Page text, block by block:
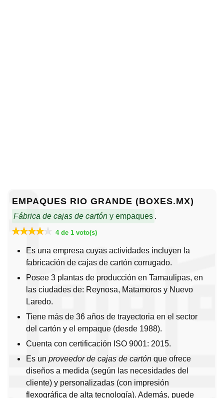
EMPAQUES RIO GRANDE (BOXES.MX)
Fábrica de cajas de cartón y empaques .
4 de 1 voto(s)
Es una empresa cuyas actividades incluyen la
fabricación de cajas de cartón corrugado.
Posee 3 plantas de producción en Tamaulipas, en
las ciudades de: Reynosa, Matamoros y Nuevo
Laredo.
Tiene más de 36 años de trayectoria en el sector
del cartón y el empaque (desde 1988).
Cuenta con certificación ISO 9001: 2015.
Es un proveedor de cajas de cartón que ofrece
diseños a medida (según las necesidades del
cliente) y personalizadas (con impresión
flexográfica de alta tecnología). Además, puede